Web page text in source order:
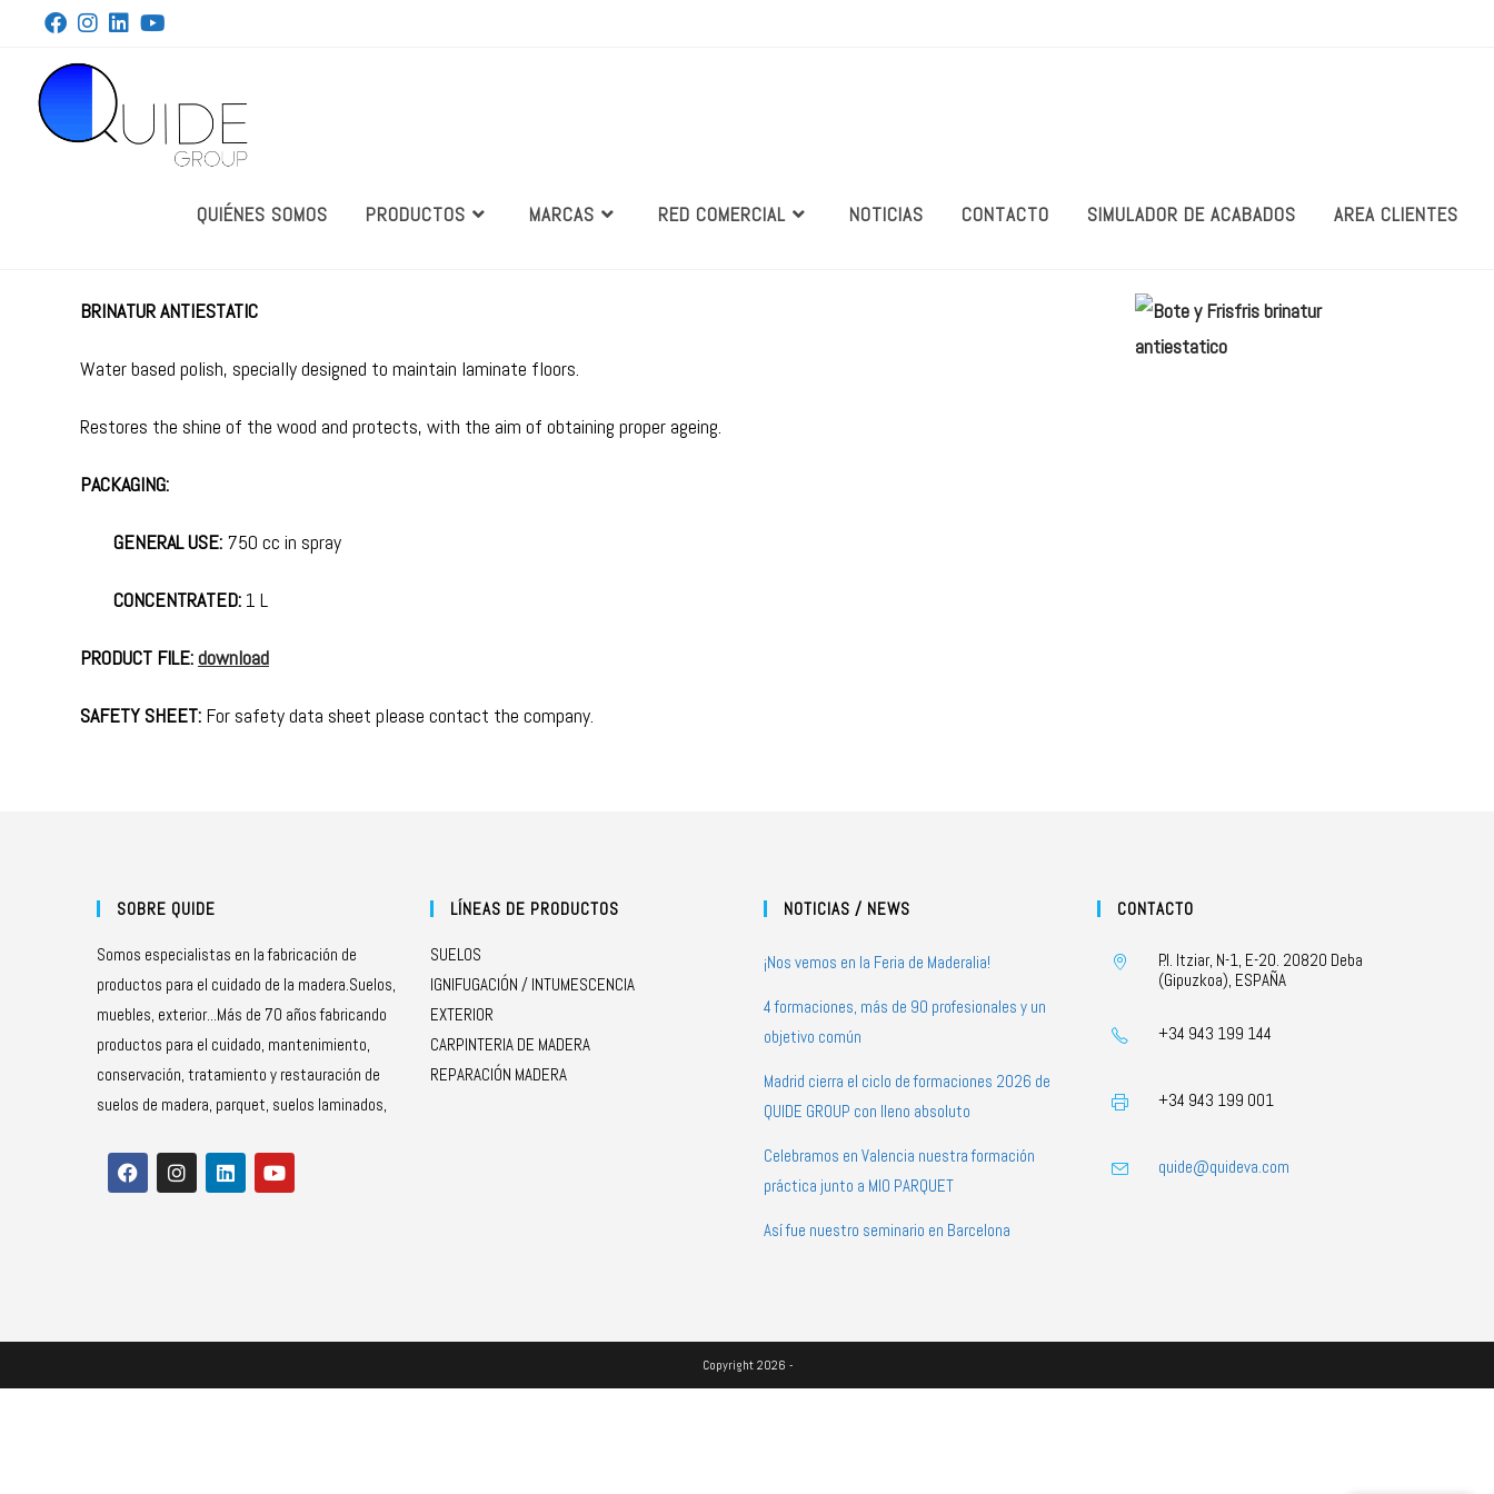
QUIÉNES SOMOS PRODUCTOS MARCAS RED COMERCIAL NOTICIAS CONTACTO SIMULADOR DE ACABADOS AREA CLIENTES
BRINATUR ANTIESTATIC
Water based polish, specially designed to maintain laminate floors.
Restores the shine of the wood and protects, with the aim of obtaining proper ageing.
PACKAGING:
GENERAL USE: 750 cc in spray
CONCENTRATED: 1 L
PRODUCT FILE:download
SAFETY SHEET: For safety data sheet please contact the company.
SOBRE QUIDE
Somos especialistas en la fabricación de
productos para el cuidado de la madera.Suelos,
muebles, exterior...Más de 70 años fabricando
productos para el cuidado, mantenimiento,
conservación, tratamiento y restauración de
suelos de madera, parquet, suelos laminados,
LÍNEAS DE PRODUCTOS
SUELOS
IGNIFUGACIÓN / INTUMESCENCIA
EXTERIOR
CARPINTERIA DE MADERA
REPARACIÓN MADERA
NOTICIAS / NEWS
¡Nos vemos en la Feria de Maderalia!
4 formaciones, más de 90 profesionales y un
objetivo común
Madrid cierra el ciclo de formaciones 2026 de
QUIDE GROUP con lleno absoluto
Celebramos en Valencia nuestra formación
práctica junto a MIO PARQUET
Así fue nuestro seminario en Barcelona
CONTACTO
P.I. Itziar, N-1, E-20. 20820 Deba
(Gipuzkoa), ESPAÑA
+34 943 199 144
+34 943 199 001
quide@quideva.com
Copyright 2026 -